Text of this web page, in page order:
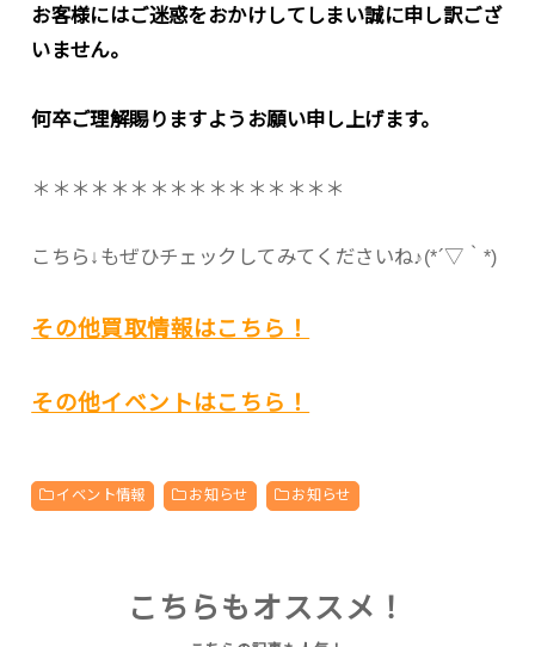
お客様にはご迷惑をおかけしてしまい誠に申し訳ござ
いません。
何卒ご理解賜りますようお願い申し上げます。
＊＊＊＊＊＊＊＊＊＊＊＊＊＊＊＊
こちら↓もぜひチェックしてみてくださいね♪(*´▽｀*)
その他買取情報はこちら！
その他イベントはこちら！
イベント情報 お知らせ お知らせ
こちらもオススメ！